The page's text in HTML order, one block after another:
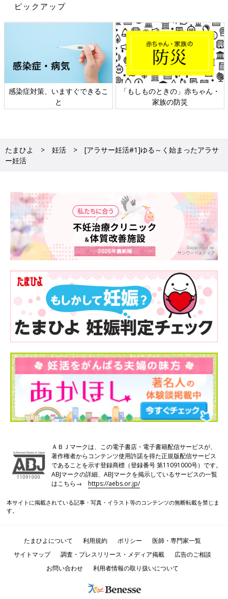
ピックアップ
感染症対策、いますぐできるこ
と
「もしものときの」赤ちゃん・
家族の防災
たまひよ 妊活
[アラサー妊活#1]ゆる～く始まったアラサ
ー妊活
ＡＢＪマークは、この電子書店・電子書籍配信サービスが、
著作権者からコンテンツ使用許諾を得た正規版配信サービス
であることを示す登録商標（登録番号 第11091000号）です。
ABJマークの詳細、ABJマークを掲示しているサービスの一覧
はこちら→https://aebs.or.jp/
本サイトに掲載されている記事・写真・イラスト等のコンテンツの無断転載を禁じま
す。
たまひよについて 利用規約 ポリシー
医師・専門家一覧
サイトマップ
調査・プレスリリース・メディア掲載
広告のご相談
お問い合わせ
利用者情報の取り扱いについて